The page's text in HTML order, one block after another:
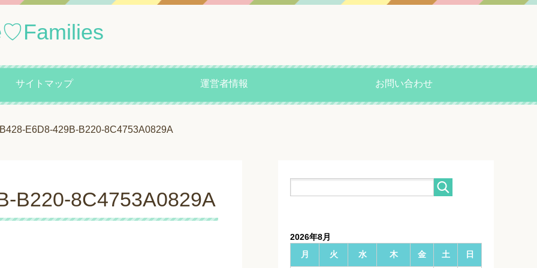
サイトマップ 運営者情報 お問い合わせ
E6D8-429B-B220-8C4753A0829A
B220-8C4753A0829A
2026年8月
月
火 水 木 金 土 日